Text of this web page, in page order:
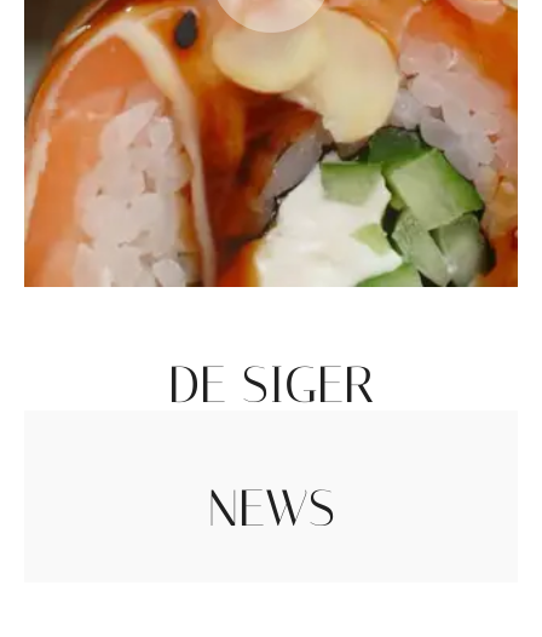
DE SIGER
NEWS